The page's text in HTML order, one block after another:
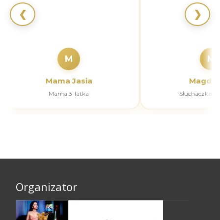
❮
M
Mama Jasia
Mama 3-latka
M
Słuchaczka
❯
Organizator